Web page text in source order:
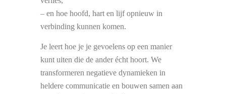
– en hoe hoofd, hart en lijf opnieuw in
verbinding kunnen komen.
Je leert hoe je je gevoelens op een manier
kunt uiten die de ander écht hoort. We
transformeren negatieve dynamieken in
heldere communicatie en bouwen samen aan